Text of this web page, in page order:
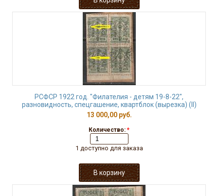
РСФСР 1922 год. "Филателия - детям 19-8-22",
разновидность, спецгашение, квартблок (вырезка) (II)
13 000,00 руб.
Количество: *
1 доступно для заказа